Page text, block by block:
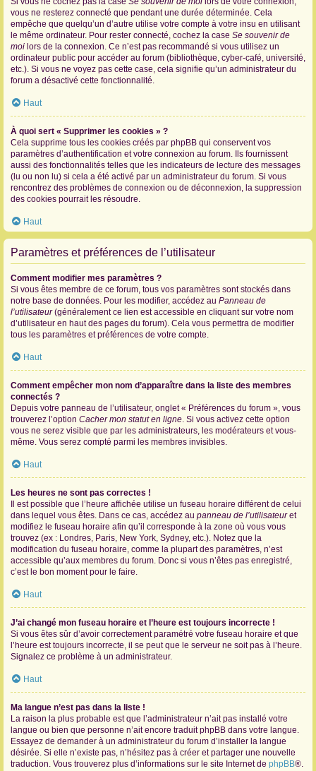
vous ne resterez connecté que pendant une durée déterminée. Cela
empêche que quelqu’un d’autre utilise votre compte à votre insu en utilisant
le même ordinateur. Pour rester connecté, cochez la case Se souvenir de
moi lors de la connexion. Ce n’est pas recommandé si vous utilisez un
ordinateur public pour accéder au forum (bibliothèque, cyber-café, université,
etc.). Si vous ne voyez pas cette case, cela signifie qu’un administrateur du
forum a désactivé cette fonctionnalité.
Haut
À quoi sert « Supprimer les cookies » ?
Cela supprime tous les cookies créés par phpBB qui conservent vos
paramètres d’authentification et votre connexion au forum. Ils fournissent
aussi des fonctionnalités telles que les indicateurs de lecture des messages
(lu ou non lu) si cela a été activé par un administrateur du forum. Si vous
rencontrez des problèmes de connexion ou de déconnexion, la suppression
des cookies pourrait les résoudre.
Haut
Paramètres et préférences de l’utilisateur
Comment modifier mes paramètres ?
Si vous êtes membre de ce forum, tous vos paramètres sont stockés dans
notre base de données. Pour les modifier, accédez au Panneau de
l’utilisateur(généralement ce lien est accessible en cliquant sur votre nom
d’utilisateur en haut des pages du forum). Cela vous permettra de modifier
tous les paramètres et préférences de votre compte.
Haut
Comment empêcher mon nom d’apparaître dans la liste des membres
connectés ?
Depuis votre panneau de l’utilisateur, onglet « Préférences du forum », vous
trouverez l’option Cacher mon statut en ligne. Si vous activez cette option
vous ne serez visible que par les administrateurs, les modérateurs et vous-
même. Vous serez compté parmi les membres invisibles.
Haut
Les heures ne sont pas correctes !
Il est possible que l’heure affichée utilise un fuseau horaire différent de celui
dans lequel vous êtes. Dans ce cas, accédez au panneau de l’utilisateuret
modifiez le fuseau horaire afin qu’il corresponde à la zone où vous vous
trouvez (ex : Londres, Paris, New York, Sydney, etc.). Notez que la
modification du fuseau horaire, comme la plupart des paramètres, n’est
accessible qu’aux membres du forum. Donc si vous n’êtes pas enregistré,
c’est le bon moment pour le faire.
Haut
J’ai changé mon fuseau horaire et l’heure est toujours incorrecte !
Si vous êtes sûr d’avoir correctement paramétré votre fuseau horaire et que
l’heure est toujours incorrecte, il se peut que le serveur ne soit pas à l’heure.
Signalez ce problème à un administrateur.
Haut
Ma langue n’est pas dans la liste !
La raison la plus probable est que l’administrateur n’ait pas installé votre
langue ou bien que personne n’ait encore traduit phpBB dans votre langue.
Essayez de demander à un administrateur du forum d’installer la langue
désirée. Si elle n’existe pas, n’hésitez pas à créer et partager une nouvelle
traduction. Vous trouverez plus d’informations sur le site Internet de phpBB®.